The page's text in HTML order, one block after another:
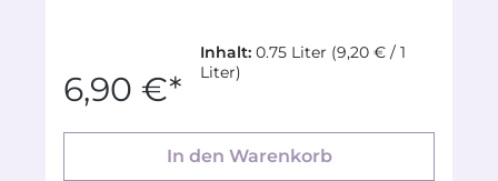
Inhalt: 0.75 Liter (9,20 € / 1
Liter)
6,90 €*
In den Warenkorb